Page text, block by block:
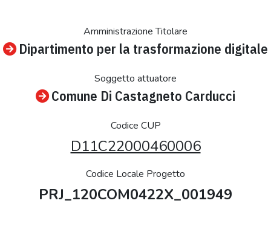
Amministrazione Titolare
Dipartimento per la trasformazione digitale
Soggetto attuatore
Comune Di Castagneto Carducci
Codice CUP
D11C22000460006
Codice Locale Progetto
PRJ_120COM0422X_001949